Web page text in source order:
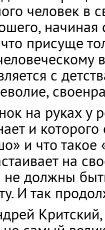
человек в
начиная
присуще
с
на руках у
и
и что такое
на
должны
И так